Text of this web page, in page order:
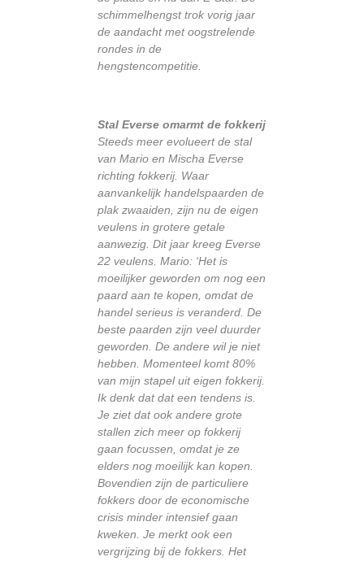
schimmelhengst trok vorig jaar
de aandacht met oogstrelende
rondes in de
hengstencompetitie.
Stal Everse omarmt de fokkerij
Steeds meer evolueert de stal
van Mario en Mischa Everse
richting fokkerij. Waar
aanvankelijk handelspaarden de
plak zwaaiden, zijn nu de eigen
veulens in grotere getale
aanwezig. Dit jaar kreeg Everse
22 veulens. Mario: ‘Het is
moeilijker geworden om nog een
paard aan te kopen, omdat de
handel serieus is veranderd. De
beste paarden zijn veel duurder
geworden. De andere wil je niet
hebben. Momenteel komt 80%
van mijn stapel uit eigen fokkerij.
Ik denk dat dat een tendens is.
Je ziet dat ook andere grote
stallen zich meer op fokkerij
gaan focussen, omdat je ze
elders nog moeilijk kan kopen.
Bovendien zijn de particuliere
fokkers door de economische
crisis minder intensief gaan
kweken. Je merkt ook een
vergrijzing bij de fokkers. Het